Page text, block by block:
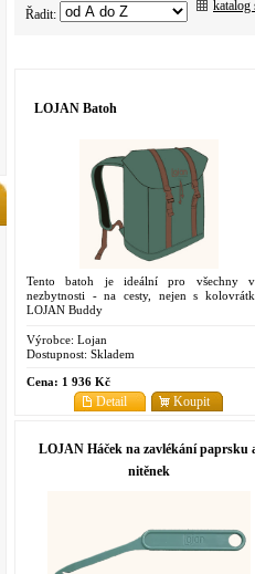
Řadit:
katalog
LOJAN Batoh
Tento batoh je ideální pro všechny
nezbytnosti - na cesty, nejen s
LOJAN Buddy
Výrobce: Lojan
Dostupnost: Skladem
Cena: 1 936 Kč
Koupit
Detail
LOJAN Háček na zavlékání paprsku
nitěnek